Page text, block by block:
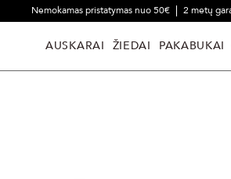
Nemokamas pristatymas nuo 50€ 2 metų
AUSKARAI ŽIEDAI PAKABUKAI